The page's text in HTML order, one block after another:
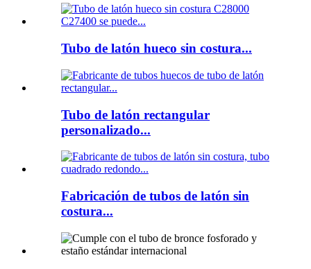
Tubo de latón hueco sin costura...
Tubo de latón rectangular
personalizado...
Fabricación de tubos de latón sin
costura...